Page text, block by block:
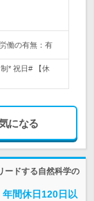
働の有無：有
* 祝日# 【休
になる
ードする自然科学の
間休日120日以